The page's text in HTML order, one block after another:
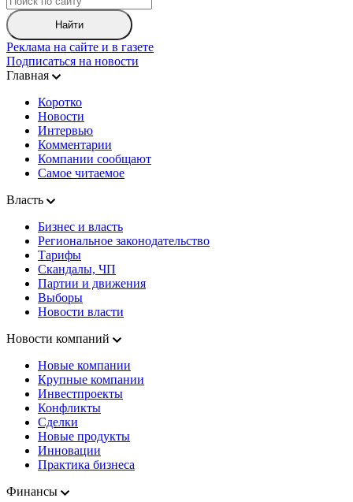
Найти
Реклама на сайте и в газете
Подписаться на новости
Главная
Коротко
Новости
Интервью
Комментарии
Компании сообщают
Самое читаемое
Власть
Бизнес и власть
Региональное законодательство
Тарифы
Скандалы, ЧП
Партии и движения
Выборы
Новости власти
Новости компаний
Новые компании
Крупные компании
Инвестпроекты
Конфликты
Сделки
Новые продукты
Инновации
Практика бизнеса
Финансы